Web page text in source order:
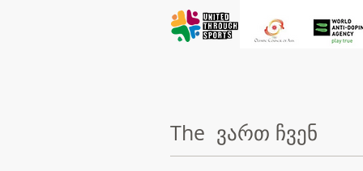
The ვართ ჩვენ